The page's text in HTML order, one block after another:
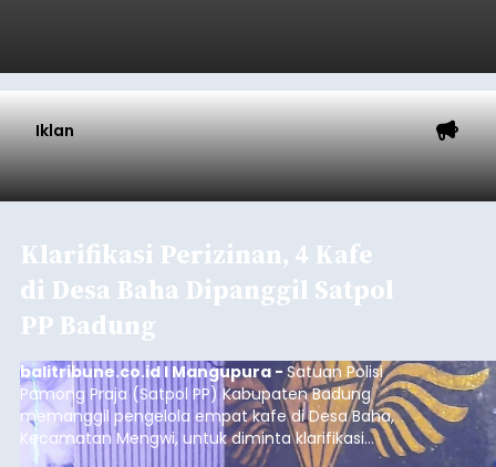
Iklan
Klarifikasi Perizinan, 4 Kafe
di Desa Baha Dipanggil Satpol
PP Badung
balitribune.co.id I Mangupura - Satuan Polisi
Pamong Praja (Satpol PP) Kabupaten Badung
memanggil pengelola empat kafe di Desa Baha,
Kecamatan Mengwi, untuk diminta klarifikasi
terkait kelengkapan perizinan usaha pada Kamis